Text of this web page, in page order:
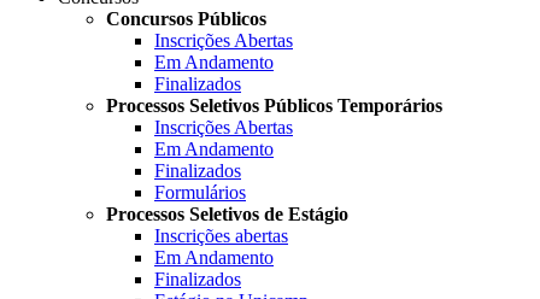
Concursos Públicos
Inscrições Abertas
Em Andamento
Finalizados
Processos Seletivos Públicos Temporários
Inscrições Abertas
Em Andamento
Finalizados
Formulários
Processos Seletivos de Estágio
Inscrições abertas
Em Andamento
Finalizados